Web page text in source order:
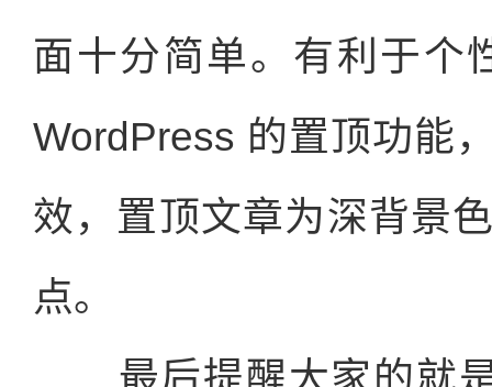
面十分简单。有利于个
WordPress 的置顶功能
效，置顶文章为深背景
点。
最后提醒大家的就